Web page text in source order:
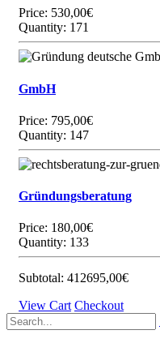
Price: 530,00€
Quantity: 171
GmbH
Price: 795,00€
Quantity: 147
Gründungsberatung
Price: 180,00€
Quantity: 133
Subtotal: 412695,00€
View Cart Checkout